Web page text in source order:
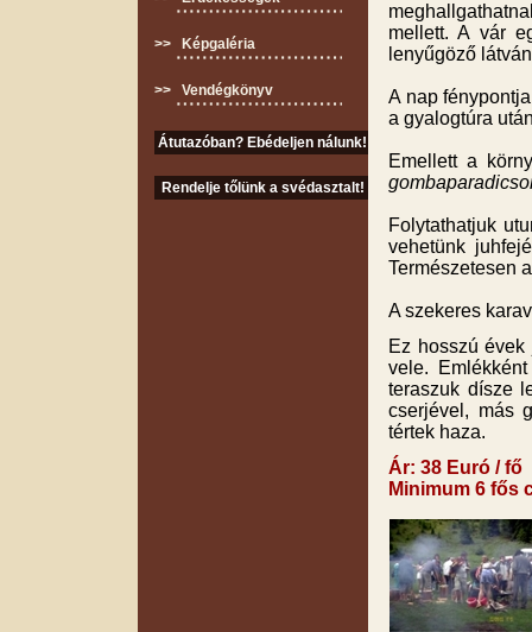
>> Képgaléria
>> Vendégkönyv
Átutazóban? Ebédeljen nálunk!
Rendelje tőlünk a svédasztalt!
mellett. A vár
lenyűgöző
A nap
a gyalogtúra
Emellett a
Folytathatjuk
vehetünk
Természetesen
A szekeres
Ez hosszú
vele.
teraszuk dísze
cserjével, más
tértek haza.
Ár: 38 Euró / fő
Minimum 6 fős